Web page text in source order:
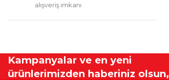
alışveriş imkanı
Kampanyalar ve en yeni
ürünlerimizden haberiniz olsun,